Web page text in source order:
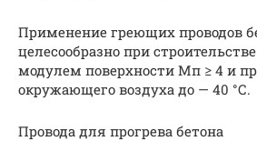
Применение греющих проводов
целесообразно при
модулем поверхности Mп ≥ 4 и
окружающего воздуха до — 40 °С.
Провода для прогрева бетона